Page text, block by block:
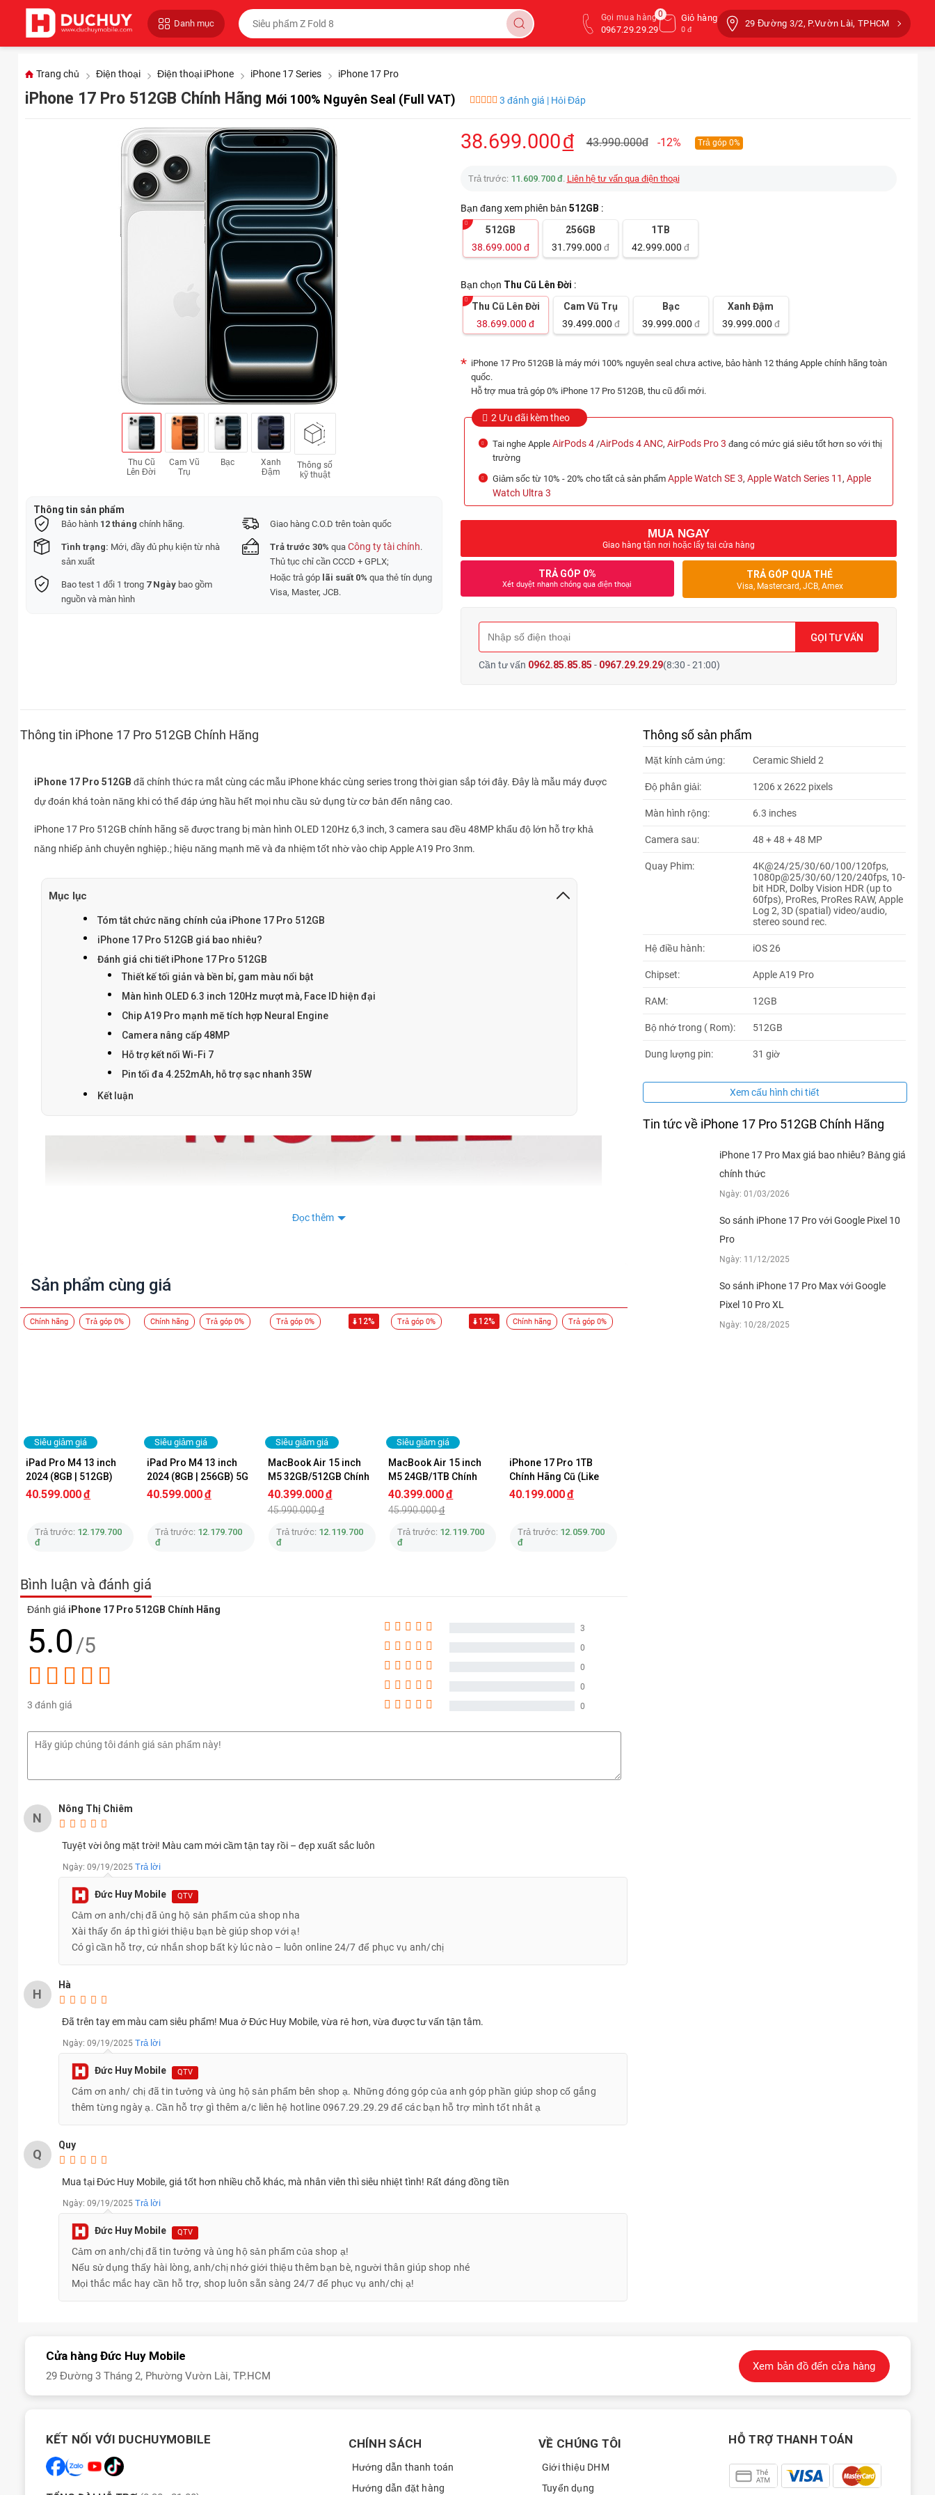
Danh mục
Gọi mua hàng
0967.29.29.29
Giỏ hàng
0 đ
0
29 Đường 3/2, P.Vườn Lài, TPHCM
Trang chủ Điện thoại Điện thoại iPhone iPhone 17 Series iPhone 17 Pro
iPhone 17 Pro 512GB Chính Hãng Mới 100% Nguyên Seal (Full VAT) 3 đánh giá | Hỏi Đáp
Thu Cũ
Lên Đời
Cam Vũ
Trụ
Bạc
Xanh
Đậm
Thông số
kỹ thuật
Thông tin sản phẩm
Bảo hành12 tháng chính hãng. Giao hàng C.O.D trên toàn quốc
Tình trạng: Mới, đầy đủ phụ kiện từ nhà
sản xuất
Trả trước 30% qua Công ty tài chính.
Thủ tục chỉ cần CCCD + GPLX;
Bao test 1 đổi 1 trong 7 Ngàybao gồm
nguồn và màn hình
Hoặc trả góp lãi suất 0% qua thẻ tín dụng
Visa, Master, JCB.
38.699.000đ 43.990.000đ -12% Trả góp 0%
Trả trước: 11.609.700 đ. Liên hệ tư vấn qua điện thoại
Bạn đang xem phiên bản 512GB :
512GB
38.699.000 đ
256GB
31.799.000 đ
1TB
42.999.000 đ
Bạn chọn Thu Cũ Lên Đời :
Thu Cũ Lên Đời
38.699.000 đ
Cam Vũ Trụ
39.499.000 đ
Bạc
39.999.000 đ
Xanh Đậm
39.999.000 đ
iPhone 17 Pro 512GB là máy mới 100% nguyên seal chưa active, bảo hành 12 tháng Apple chính hãng toàn
quốc.
Hỗ trợ mua trả góp 0% iPhone 17 Pro 512GB, thu cũ đổi mới.
2 Ưu đãi kèm theo
Tai nghe Apple AirPods 4/AirPods 4 ANC, AirPods Pro 3 đang có mức giá siêu tốt hơn so với thị
trường
Giảm sốc từ 10% - 20% cho tất cả sản phẩm Apple Watch SE 3, Apple Watch Series 11 , Apple
Watch Ultra 3
MUA NGAY
Giao hàng tận nơi hoặc lấy tại cửa hàng
TRẢ GÓP 0%
Xét duyệt nhanh chóng qua điện thoại
TRẢ GÓP QUA THẺ
Visa, Mastercard, JCB, Amex
GỌI TƯ VẤN
Cần tư vấn 0962.85.85.85 - 0967.29.29.29(8:30 - 21:00)
Thông tin iPhone 17 Pro 512GB Chính Hãng
iPhone 17 Pro 512GB đã chính thức ra mắt cùng các mẫu iPhone khác cùng series trong thời gian sắp tới đây. Đây là mẫu máy được
dự đoán khá toàn năng khi có thể đáp ứng hầu hết mọi nhu cầu sử dụng từ cơ bản đến nâng cao.
iPhone 17 Pro 512GB chính hãng sẽ được trang bị màn hình OLED 120Hz 6,3 inch, 3 camera sau đều 48MP khẩu độ lớn hỗ trợ khả
năng nhiếp ảnh chuyên nghiệp.; hiệu năng mạnh mẽ và đa nhiệm tốt nhờ vào chip Apple A19 Pro 3nm.
Mục lục
Tóm tắt chức năng chính của iPhone 17 Pro 512GB
iPhone 17 Pro 512GB giá bao nhiêu?
Đánh giá chi tiết iPhone 17 Pro 512GB
Thiết kế tối giản và bền bỉ, gam màu nổi bật
Màn hình OLED 6.3 inch 120Hz mượt mà, Face ID hiện đại
Chip A19 Pro mạnh mẽ tích hợp Neural Engine
Camera nâng cấp 48MP
Hỗ trợ kết nối Wi-Fi 7
Pin tối đa 4.252mAh, hỗ trợ sạc nhanh 35W
Kết luận
Tóm tắt chức năng chính của iPhone 17 Pro 512GB
Màn hình Super Retina XDR OLED 6,3 inch, kết hợp LTPO 1–120Hz
Chip A19 Pro sản xuất trên tiến trình 3 nm N3P mới nhất
RAM 12 GB nâng cao khả năng đa nhiệm và AI hiệu quả
Bộ ba camera 48 MP zoom 8x, selfie 18 MP
iPhone 17 Pro 512GB có giá là
Bảng giá iPhone 17 Pro 512GB mới nhất 2025
Dung lượng Giá bán
iPhone 17 Pro 512GB chính hãng đều sẽ có bảo hành chính hãng 12 tháng, đổi mới 100% với lỗi kỹ thuật do nhà sản xuất. Kèm theo đó
chính là các chương trình ưu đãi giảm giá trực tiếp, trả góp lãi suất chỉ 0% qua thẻ tín dụng.
cấp, trang bị màn hình cao cấp hơn, camera chất lượng được đầu tư không chỉ về thông số mà còn ở các tính năng tùy chỉnh độc đáo,
Đọc thêm
Sản phẩm cùng giá
Chính hãng Trả góp 0%
Siêu giảm giá
iPad Pro M4 13 inch
2024 (8GB | 512GB)
WiFi Chính Hãng Apple
40.599.000đ
Trả trước: 12.179.700
đ
Chính hãng Trả góp 0%
Siêu giảm giá
iPad Pro M4 13 inch
2024 (8GB | 256GB) 5G
Chính Hãng Apple
40.599.000đ
Trả trước: 12.179.700
đ
Trả góp 0% 12%
Siêu giảm giá
MacBook Air 15 inch
M5 32GB/512GB Chính
Hãng
40.399.000đ
45.990.000đ
Trả trước: 12.119.700
đ
Trả góp 0% 12%
Siêu giảm giá
MacBook Air 15 inch
M5 24GB/1TB Chính
Hãng
40.399.000đ
45.990.000đ
Trả trước: 12.119.700
đ
Chính hãng Trả góp 0%
iPhone 17 Pro 1TB
Chính Hãng Cũ (Like
New)
40.199.000đ
Trả trước: 12.059.700
đ
Bình luận và đánh giá
Đánh giá iPhone 17 Pro 512GB Chính Hãng
5.0/5
3 đánh giá
3
0
0
0
0
N
Nông Thị Chiêm
Tuyệt vời ông mặt trời! Màu cam mới cầm tận tay rồi – đẹp xuất sắc luôn
Ngày: 09/19/2025 Trả lời
Đức Huy Mobile QTV
Cảm ơn anh/chị đã ủng hộ sản phẩm của shop nha
Xài thấy ổn áp thì giới thiệu bạn bè giúp shop với ạ!
Có gì cần hỗ trợ, cứ nhắn shop bất kỳ lúc nào – luôn online 24/7 để phục vụ anh/chị
H
Hà
Đã trên tay em màu cam siêu phẩm! Mua ở Đức Huy Mobile, vừa rẻ hơn, vừa được tư vấn tận tâm.
Ngày: 09/19/2025 Trả lời
Đức Huy Mobile QTV
Cám ơn anh/ chị đã tin tưởng và ủng hộ sản phẩm bên shop ạ. Những đóng góp của anh góp phần giúp shop cố gắng
thêm từng ngày ạ. Cần hỗ trợ gì thêm a/c liên hệ hotline 0967.29.29.29 để các bạn hỗ trợ mình tốt nhât ạ
Q
Quy
Mua tại Đức Huy Mobile, giá tốt hơn nhiều chỗ khác, mà nhân viên thì siêu nhiệt tình! Rất đáng đồng tiền
Ngày: 09/19/2025 Trả lời
Đức Huy Mobile QTV
Cảm ơn anh/chị đã tin tưởng và ủng hộ sản phẩm của shop ạ!
Nếu sử dụng thấy hài lòng, anh/chị nhớ giới thiệu thêm bạn bè, người thân giúp shop nhé
Mọi thắc mắc hay cần hỗ trợ, shop luôn sẵn sàng 24/7 để phục vụ anh/chị ạ!
Thông số sản phẩm
Mặt kính cảm ứng: Ceramic Shield 2
Độ phân giải: 1206 x 2622 pixels
Màn hình rộng: 6.3 inches
Camera sau: 48 + 48 + 48 MP
Quay Phim:
4K@24/25/30/60/100/120fps,
1080p@25/30/60/120/240fps, 10-
bit HDR, Dolby Vision HDR (up to
60fps), ProRes, ProRes RAW, Apple
Log 2, 3D (spatial) video/audio,
stereo sound rec.
Hệ điều hành: iOS 26
Chipset: Apple A19 Pro
RAM: 12GB
Bộ nhớ trong ( Rom): 512GB
Dung lượng pin: 31 giờ
Xem cấu hình chi tiết
Tin tức về iPhone 17 Pro 512GB Chính Hãng
iPhone 17 Pro Max giá bao nhiêu? Bảng giá
chính thức
Ngày: 01/03/2026
So sánh iPhone 17 Pro với Google Pixel 10
Pro
Ngày: 11/12/2025
So sánh iPhone 17 Pro Max với Google
Pixel 10 Pro XL
Ngày: 10/28/2025
Cửa hàng Đức Huy Mobile
29 Đường 3 Tháng 2, Phường Vườn Lài, TP.HCM
Xem bản đồ đến cửa hàng
KẾT NỐI VỚI DUCHUYMOBILE CHÍNH SÁCH
Hướng dẫn thanh toán
Hướng dẫn đặt hàng
VỀ CHÚNG TÔI
Giới thiệu DHM
Tuyển dụng
HỖ TRỢ THANH TOÁN